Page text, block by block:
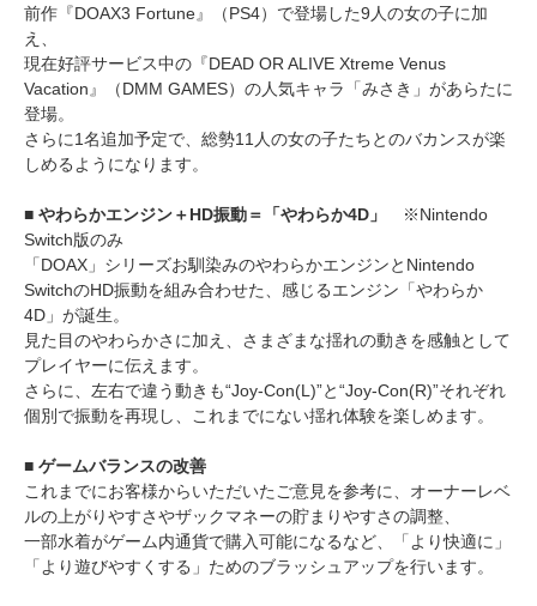
前作『DOAX3 Fortune』（PS4）で登場した9人の女の子に加
え、
現在好評サービス中の『DEAD OR ALIVE Xtreme Venus
Vacation』（DMM GAMES）の人気キャラ「みさき」があらたに
登場。
さらに1名追加予定で、総勢11人の女の子たちとのバカンスが楽
しめるようになります。
■ やわらかエンジン＋HD振動＝「やわらか4D」
※Nintendo
Switch版のみ
「DOAX」シリーズお馴染みのやわらかエンジンとNintendo
SwitchのHD振動を組み合わせた、感じるエンジン「やわらか
4D」が誕生。
見た目のやわらかさに加え、さまざまな揺れの動きを感触として
プレイヤーに伝えます。
さらに、左右で違う動きも“Joy-Con(L)”と“Joy-Con(R)”それぞれ
個別で振動を再現し、これまでにない揺れ体験を楽しめます。
■ ゲームバランスの改善
これまでにお客様からいただいたご意見を参考に、オーナーレベ
ルの上がりやすさやザックマネーの貯まりやすさの調整、
一部水着がゲーム内通貨で購入可能になるなど、「より快適に」
「より遊びやすくする」ためのブラッシュアップを行います。